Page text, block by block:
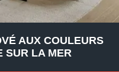
AUX COULEURS
SUR LA MER